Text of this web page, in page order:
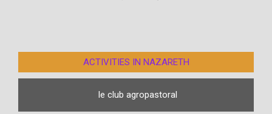
ACTIVITIES IN NAZARETH
le club agropastoral